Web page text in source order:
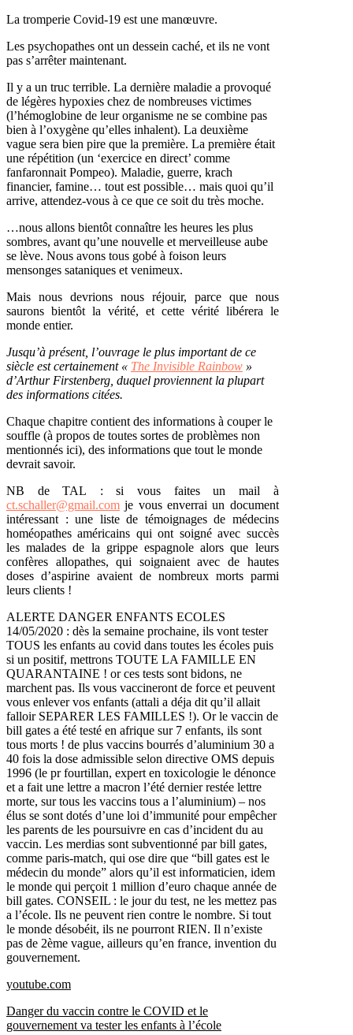
La tromperie Covid-19 est une manœuvre.
Les psychopathes ont un dessein caché, et ils ne vont
pas s’arrêter maintenant.
Il y a un truc terrible. La dernière maladie a provoqué
de légères hypoxies chez de nombreuses victimes
(l’hémoglobine de leur organisme ne se combine pas
bien à l’oxygène qu’elles inhalent). La deuxième
vague sera bien pire que la première. La première était
une répétition (un ‘exercice en direct’ comme
fanfaronnait Pompeo). Maladie, guerre, krach
financier, famine… tout est possible… mais quoi qu’il
arrive, attendez-vous à ce que ce soit du très moche.
…nous allons bientôt connaître les heures les plus
sombres, avant qu’une nouvelle et merveilleuse aube
se lève. Nous avons tous gobé à foison leurs
mensonges sataniques et venimeux.
Mais nous devrions nous réjouir, parce que nous
saurons bientôt la vérité, et cette vérité libérera le
monde entier.
Jusqu’à présent, l’ouvrage le plus important de ce
siècle est certainement « The Invisible Rainbow »
d’Arthur Firstenberg, duquel proviennent la plupart
des informations citées.
Chaque chapitre contient des informations à couper le
souffle (à propos de toutes sortes de problèmes non
mentionnés ici), des informations que tout le monde
devrait savoir.
NB de TAL : si vous faites un mail à
ct.schaller@gmail.com je vous enverrai un document
intéressant : une liste de témoignages de médecins
homéopathes américains qui ont soigné avec succès
les malades de la grippe espagnole alors que leurs
confères allopathes, qui soignaient avec de hautes
doses d’aspirine avaient de nombreux morts parmi
leurs clients !
ALERTE DANGER ENFANTS ECOLES
14/05/2020 : dès la semaine prochaine, ils vont tester
TOUS les enfants au covid dans toutes les écoles puis
si un positif, mettrons TOUTE LA FAMILLE EN
QUARANTAINE ! or ces tests sont bidons, ne
marchent pas. Ils vous vaccineront de force et peuvent
vous enlever vos enfants (attali a déja dit qu’il allait
falloir SEPARER LES FAMILLES !). Or le vaccin de
bill gates a été testé en afrique sur 7 enfants, ils sont
tous morts ! de plus vaccins bourrés d’aluminium 30 a
40 fois la dose admissible selon directive OMS depuis
1996 (le pr fourtillan, expert en toxicologie le dénonce
et a fait une lettre a macron l’été dernier restée lettre
morte, sur tous les vaccins tous a l’aluminium) – nos
élus se sont dotés d’une loi d’immunité pour empêcher
les parents de les poursuivre en cas d’incident du au
vaccin. Les merdias sont subventionné par bill gates,
comme paris-match, qui ose dire que “bill gates est le
médecin du monde” alors qu’il est informaticien, idem
le monde qui perçoit 1 million d’euro chaque année de
bill gates. CONSEIL : le jour du test, ne les mettez pas
a l’école. Ils ne peuvent rien contre le nombre. Si tout
le monde désobéit, ils ne pourront RIEN. Il n’existe
pas de 2ème vague, ailleurs qu’en france, invention du
gouvernement.
youtube.com
Danger du vaccin contre le COVID et le
gouvernement va tester les enfants à l’école